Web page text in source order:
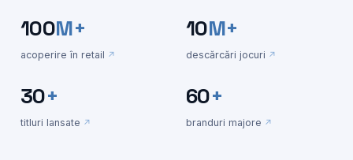
100M+
acoperire în retail
10M+
descărcări jocuri
30+
titluri lansate
60+
branduri majore
Infrastructură de participare în retail · 4+ ani ·